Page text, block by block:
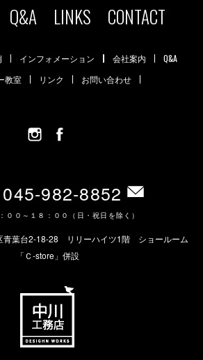
Q&A LINKS CONTACT
インフォメーション 会社案内
Q&A
教室
リンク お問い合わせ
045-982-8852
００～１８：００（日・祝日を除く）
青葉台2-18-28 リリーハイツ1階 ショールーム
「Ｃ-store」併設